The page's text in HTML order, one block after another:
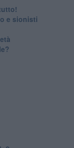
e sionisti